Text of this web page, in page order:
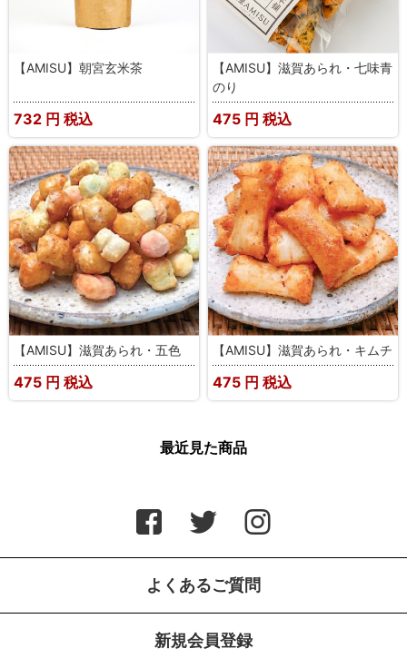
【AMISU】朝宮玄米茶
732 円 税込
【AMISU】滋賀あられ・七味青
のり
475 円 税込
【AMISU】滋賀あられ・五色
475 円 税込
【AMISU】滋賀あられ・キムチ
475 円 税込
最近見た商品
よくあるご質問
新規会員登録